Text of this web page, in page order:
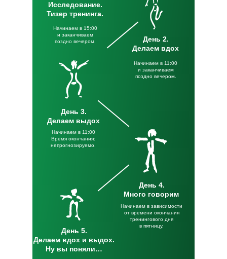
Исследование.
Тизер тренинга.
День 2.
Делаем вдох
День 3.
Делаем выдох
День 4.
Много говорим
День 5.
Делаем вдох и выдох.
Ну вы поняли…
Начинаем в 15:00
и заканчиваем
поздно вечером.
Начинаем в 11:00
и заканчиваем
поздно вечером.
Начинаем в 11:00
Время окончания:
непрогнозируемо.
Начинаем в зависимости
от времени окончания
тренингового дня
в пятницу.